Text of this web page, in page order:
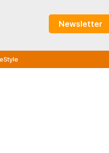
Newsletter